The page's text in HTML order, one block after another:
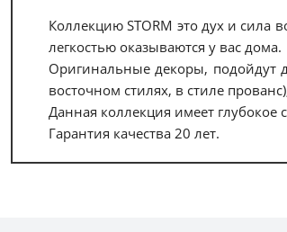
Коллекцию STORM это дух и
легкостью оказываются у вас дома.
Оригинальные декоры, подойдут
восточном стилях, в стиле
Данная коллекция имеет глубокое
Гарантия качества 20 лет.